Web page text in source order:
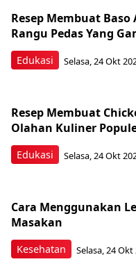
Edukasi
Resep Membuat Baso
Rangu Pedas Yang
Selasa, 24 Okt
Edukasi
Resep Membuat
Olahan Kuliner
Selasa, 24 Okt
Kesehatan
Cara Menggunakan
Masakan
Selasa, 24 Okt